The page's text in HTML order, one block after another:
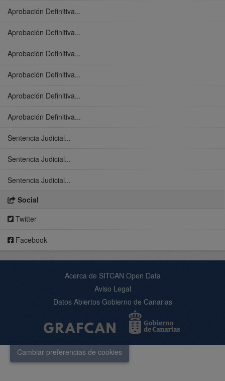
Cambiar preferencias de cookies
Aprobación Definitiva...
Aprobación Definitiva...
Aprobación Definitiva...
Aprobación Definitiva...
Aprobación Definitiva...
Aprobación Definitiva...
Sentencia Judicial...
Sentencia Judicial...
Sentencia Judicial...
Social
Twitter
Facebook
Acerca de SITCAN Open Data
Aviso Legal
Datos Abiertos Gobierno de Canarias